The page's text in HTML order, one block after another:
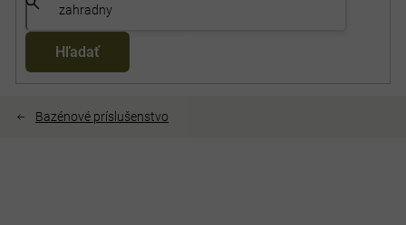
Hľadať
Bazénové príslušenstvo